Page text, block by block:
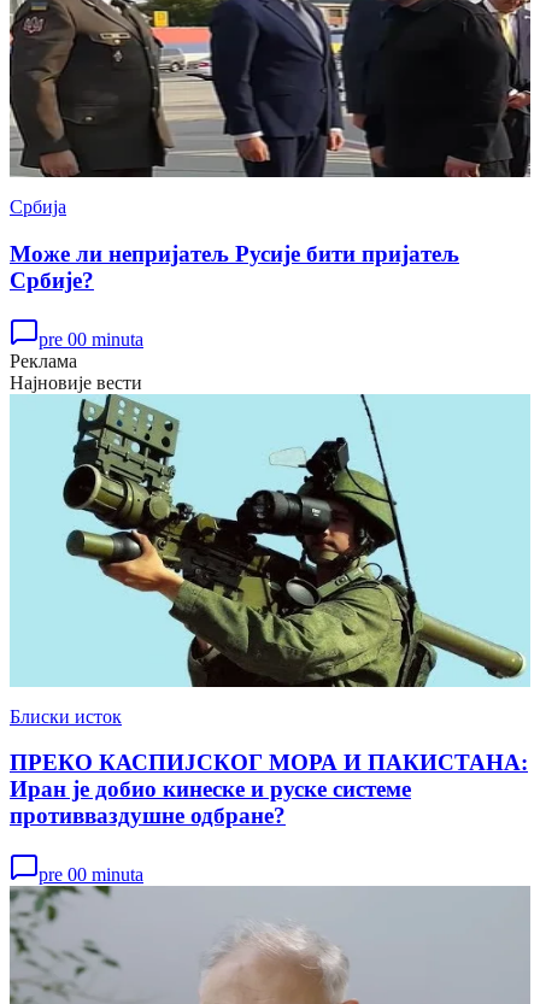
Србија
Може ли непријатељ Русије бити пријатељ
Србије?
pre 00 minuta
Реклама
Најновије вести
Блиски исток
ПРЕКО КАСПИЈСКОГ МОРА И ПАКИСТАНА:
Иран је добио кинеске и руске системе
противваздушне одбране?
pre 00 minuta